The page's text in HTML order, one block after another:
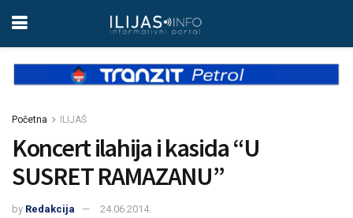
Početna ILIJAŠ
Koncert ilahija i kasida “U
SUSRET RAMAZANU”
by Redakcija 24.06.2014.